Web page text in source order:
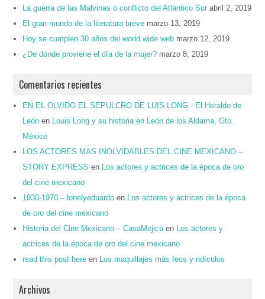
La guerra de las Malvinas o conflicto del Atlántico Sur abril 2, 2019
El gran mundo de la literatura breve marzo 13, 2019
Hoy se cumplen 30 años del world wide web marzo 12, 2019
¿De dónde proviene el día de la mujer? marzo 8, 2019
Comentarios recientes
EN EL OLVIDO EL SEPULCRO DE LUIS LONG - El Heraldo de
León en
Louis Long y su historia en León de los Aldama, Gto.
México
LOS ACTORES MAS INOLVIDABLES DEL CINE MEXICANO –
STORY EXPRESS en
Los actores y actrices de la época de oro
del cine mexicano
1930-1970 – lonelyeduardo en
Los actores y actrices de la época
de oro del cine mexicano
Historia del Cine Mexicano – CasaMejicú en
Los actores y
actrices de la época de oro del cine mexicano
read this post here en Los maquillajes más feos y ridículos
Archivos